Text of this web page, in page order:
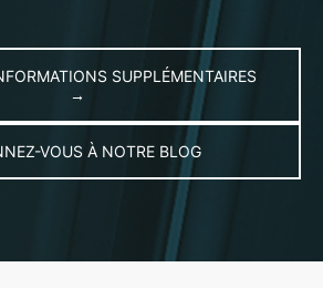
SUPPLÉMENTAIRES
→
VOUS À NOTRE BLOG